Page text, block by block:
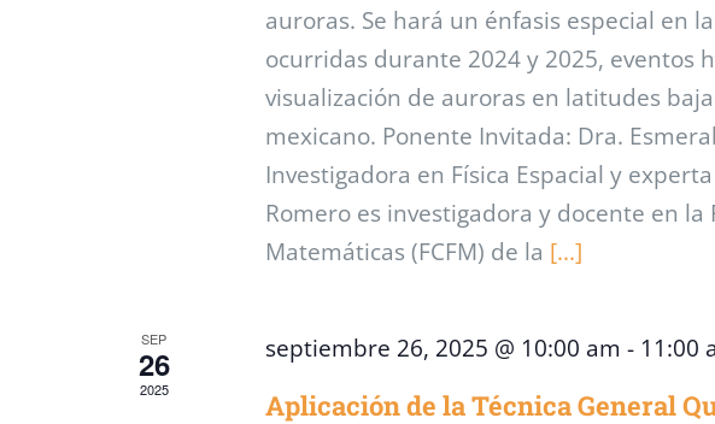
auroras. Se hará un énfasis especial en
ocurridas durante 2024 y 2025, eventos
visualización de auroras en latitudes
mexicano. Ponente Invitada: Dra.
Investigadora en Física Espacial y
Romero es investigadora y docente en la
Matemáticas (FCFM) de la [...]
SEP
26
2025
septiembre 26, 2025 @ 10:00 am - 11:00
Aplicación de la Técnica General